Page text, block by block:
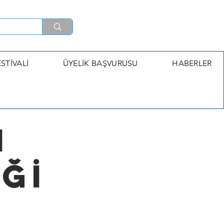
ÜYELİK BAŞVURUSU HABERLER